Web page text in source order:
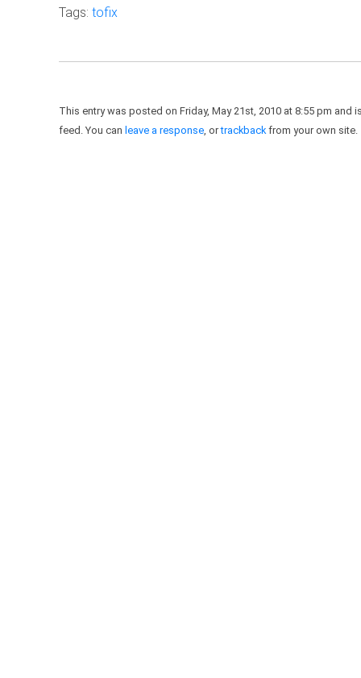
Tags: tofix
This entry was posted on Friday, May 21st, 2010 at 8:55 pm and
feed. You can leave a response, ortrackbackfrom your own site.